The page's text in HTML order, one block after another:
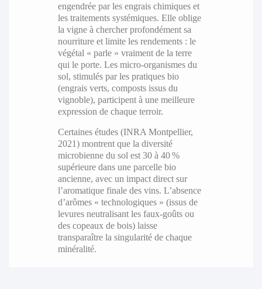
engendrée par les engrais chimiques et
les traitements systémiques. Elle oblige
la vigne à chercher profondément sa
nourriture et limite les rendements : le
végétal « parle » vraiment de la terre
qui le porte. Les micro-organismes du
sol, stimulés par les pratiques bio
(engrais verts, composts issus du
vignoble), participent à une meilleure
expression de chaque terroir.
Certaines études (INRA Montpellier,
2021) montrent que la diversité
microbienne du sol est 30 à 40 %
supérieure dans une parcelle bio
ancienne, avec un impact direct sur
l’aromatique finale des vins. L’absence
d’arômes « technologiques » (issus de
levures neutralisant les faux-goûts ou
des copeaux de bois) laisse
transparaître la singularité de chaque
minéralité.